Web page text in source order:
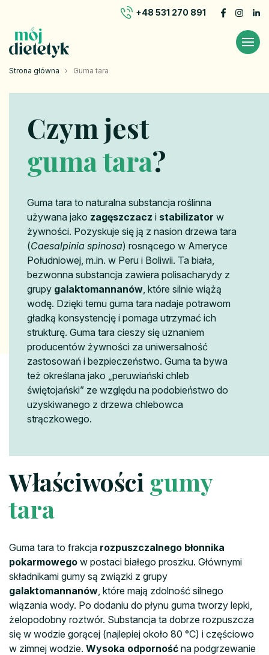
+48 531 270 891
Strona główna › Guma tara
Czym jest
guma tara?
Guma tara to naturalna substancja roślinna
używana jako zagęszczacz i stabilizator w
żywności. Pozyskuje się ją z nasion drzewa tara
(Caesalpinia spinosa) rosnącego w Ameryce
Południowej, m.in. w Peru i Boliwii. Ta biała,
bezwonna substancja zawiera polisacharydy z
grupy galaktomannanów , które silnie wiążą
wodę. Dzięki temu guma tara nadaje potrawom
gładką konsystencję i pomaga utrzymać ich
strukturę. Guma tara cieszy się uznaniem
producentów żywności za uniwersalność
zastosowań i bezpieczeństwo. Guma ta bywa
też określana jako „peruwiański chleb
świętojański” ze względu na podobieństwo do
uzyskiwanego z drzewa chlebowca
strączkowego.
Właściwości gumy
tara
Guma tara to frakcja rozpuszczalnego błonnika
pokarmowego w postaci białego proszku. Głównymi
składnikami gumy są związki z grupy
galaktomannanów , które mają zdolność silnego
wiązania wody. Po dodaniu do płynu guma tworzy lepki,
żelopodobny roztwór. Substancja ta dobrze rozpuszcza
się w wodzie gorącej (najlepiej około 80 °C) i częściowo
w zimnej wodzie. Wysoka odporność na podgrzewanie